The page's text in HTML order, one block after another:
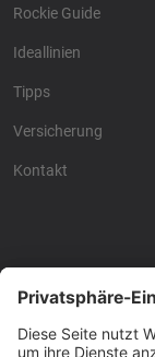
Rockie Guide
Ideallinien
Tipps
Versicherung
Kontakt